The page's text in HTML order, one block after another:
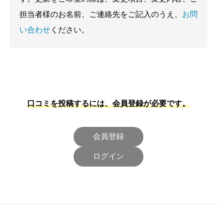
担当者様のお名前、ご連絡先をご記入のうえ、 お問
い合わせ ください。
口コミを投稿するには、会員登録が必要です。
会員登録
ログイン